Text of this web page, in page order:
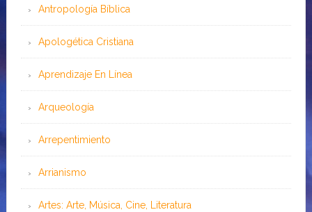
Antropología Bíblica
Apologética Cristiana
Aprendizaje En Línea
Arqueología
Arrepentimiento
Arrianismo
Artes: Arte, Música, Cine, Literatura